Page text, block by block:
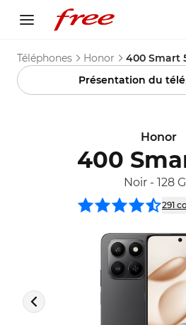
Téléphones Honor
400 Smart
Présentation du
Honor
400
Noir - 128
291